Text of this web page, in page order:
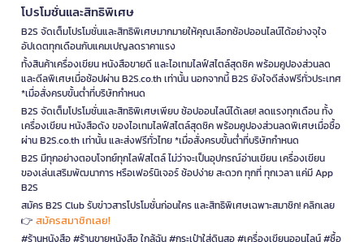
โปรโมชั่นและสิทธิพิเศษ
B2S จัดเต็มโปรโมชั่นและสิทธิพิเศษมากมายให้คุณเลือกช้อปออนไลน์ได้อย่างจุใจ
อัปเดตทุกเดือนกับแคมเปญลดราคาแรง
ทั้งสินค้าเครื่องเขียน หนังสือขายดี และไอเทมไลฟ์สไตล์สุดชิค พร้อมคูปองส่วนลด
และดีลพิเศษเมื่อช้อปผ่าน B2S.co.th เท่านั้น นอกจากนี้ B2S ยังใจดีส่งฟรีทั่วประเทศ
*เมื่อสั่งครบขั้นต่ำที่บริษัทกำหนด
B2S จัดเต็มโปรโมชั่นและสิทธิพิเศษเพียบ ช้อปออนไลน์ได้เลย! ลดแรงทุกเดือน ทั้ง
เครื่องเขียน หนังสือดัง ของไอเทมไลฟ์สไตล์สุดชิค พร้อมคูปองส่วนลดพิเศษเมื่อซื้อ
ผ่าน B2S.co.th เท่านั้น และส่งฟรีทั่วไทย *เมื่อสั่งครบขั้นต่ำที่บริษัทกำหนด
B2S มีทุกอย่างตอบโจทย์ทุกไลฟ์สไตล์ ไม่ว่าจะเป็นอุปกรณ์อ่านเขียน เครื่องเขียน
ของเล่นเสริมพัฒนาการ หรือเฟอร์นิเจอร์ ช้อปง่าย สะดวก ทุกที่ ทุกเวลา แค่มี App
B2S
สมัคร B2S Club รับข่าวสารโปรโมชั่นก่อนใคร และสิทธิพิเศษเฉพาะสมาชิก! คลิกเลย
👉 สมัครสมาชิกเลย!
#ร้านหนังสือ #ร้านขายหนังสือ ใกล้ฉัน #กระเป๋าใส่ดินสอ #เครื่องเขียนออนไลน์ #ซื้อ